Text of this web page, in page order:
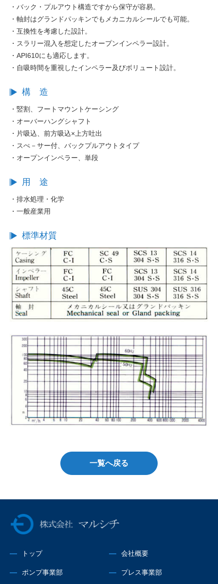
・バック・プルアウト構造ですから保守が容易。
・軸封はグランドパッキンでもメカニカルシールでも可能。
・互換性を考慮した設計。
・スラリー混入を想定したオープンインペラー設計。
・API610にも適応します。
・自吸時間を重視したインペラー及びボリュート設計。
構 造
・竪割、フートマウントケーシング
・オーバーハングシャフト
・片吸込、前方吸込×上方吐出
・スぺ－サー付、バックプルアウトタイプ
・オープンインペラー、単段
用 途
・排水処理・化学
・一般産業用
標準材質
一覧へ戻る
トップ 会社概要
ポンプ事業部 プレス事業部